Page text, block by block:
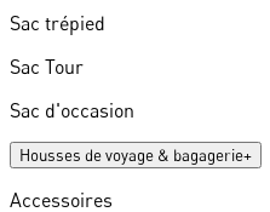
Sac trépied
Sac Tour
Sac d'occasion
Housses de voyage & bagagerie+
Accessoires